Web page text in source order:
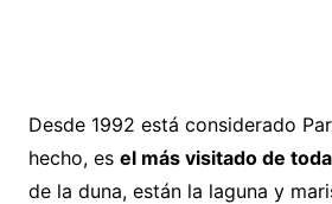
Desde 1992 está considerado
hecho, es el más visitado de
de la duna, están la laguna y